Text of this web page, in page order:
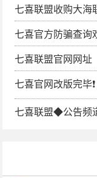
七喜联盟收购大海
七喜官方防骗查询
七喜联盟官网网址
七喜官网改版完毕
七喜联盟◆公告频